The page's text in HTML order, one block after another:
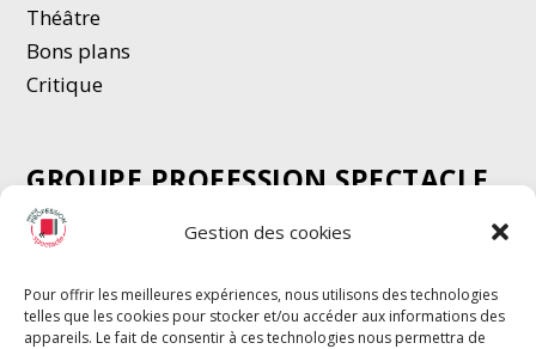
Gestion des cookies
Pour offrir les meilleures expériences, nous utilisons des technologies
telles que les cookies pour stocker et/ou accéder aux informations des
appareils. Le fait de consentir à ces technologies nous permettra de
Théâtre
Bons plans
Critique
GROUPE PROFESSION SPECTACLE
Chèque Intermittents
Chèque Compta
Chèque Emploi Spectacle